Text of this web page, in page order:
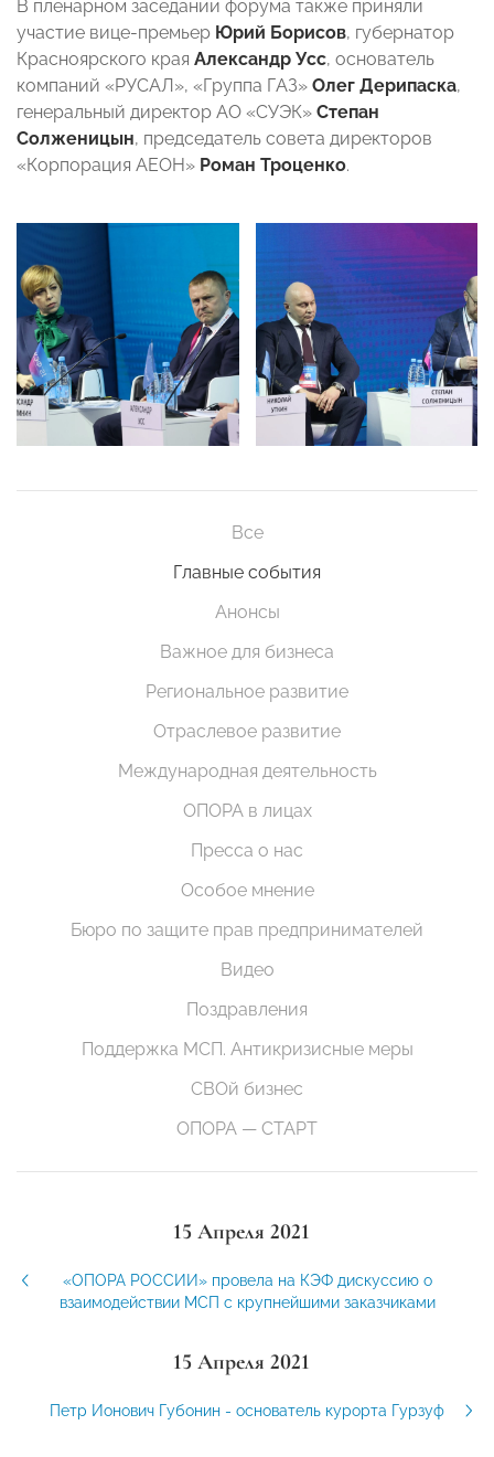
В пленарном заседании форума также приняли
участие вице-премьер Юрий Борисов, губернатор
Красноярского края Александр Усс, основатель
компаний «РУСАЛ», «Группа ГАЗ» Олег Дерипаска,
генеральный директор АО «СУЭК» Степан
Солженицын, председатель совета директоров
«Корпорация АЕОН» Роман Троценко.
Все
Главные события
Анонсы
Важное для бизнеса
Региональное развитие
Отраслевое развитие
Международная деятельность
ОПОРА в лицах
Пресса о нас
Особое мнение
Бюро по защите прав предпринимателей
Видео
Поздравления
Поддержка МСП. Антикризисные меры
СВОй бизнес
ОПОРА — СТАРТ
15 Апреля 2021
«ОПОРА РОССИИ» провела на КЭФ дискуссию о
взаимодействии МСП с крупнейшими заказчиками
15 Апреля 2021
Петр Ионович Губонин - основатель курорта Гурзуф